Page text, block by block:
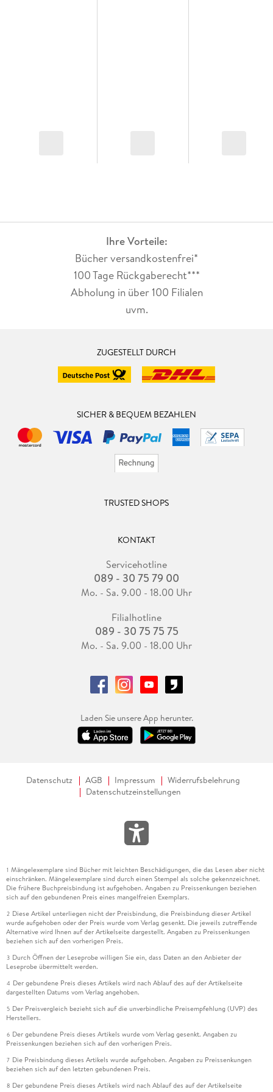
Ihre Vorteile:
Bücher versandkostenfrei*
100 Tage Rückgaberecht***
Abholung in über 100 Filialen
uvm.
ZUGESTELLT DURCH
SICHER & BEQUEM BEZAHLEN
TRUSTED SHOPS
KONTAKT
Servicehotline
089 - 30 75 79 00
Mo. - Sa. 9.00 - 18.00 Uhr
Filialhotline
089 - 30 75 75 75
Mo. - Sa. 9.00 - 18.00 Uhr
Laden Sie unsere App herunter.
Datenschutz AGB Impressum
Widerrufsbelehrung
Datenschutzeinstellungen
1 Mängelexemplare sind Bücher mit leichten Beschädigungen, die das Lesen aber nicht
einschränken. Mängelexemplare sind durch einen Stempel als solche gekennzeichnet.
Die frühere Buchpreisbindung ist aufgehoben. Angaben zu Preissenkungen beziehen
sich auf den gebundenen Preis eines mangelfreien Exemplars.
2 Diese Artikel unterliegen nicht der Preisbindung, die Preisbindung dieser Artikel
wurde aufgehoben oder der Preis wurde vom Verlag gesenkt. Die jeweils zutreffende
Alternative wird Ihnen auf der Artikelseite dargestellt. Angaben zu Preissenkungen
beziehen sich auf den vorherigen Preis.
3 Durch Öffnen der Leseprobe willigen Sie ein, dass Daten an den Anbieter der
Leseprobe übermittelt werden.
4 Der gebundene Preis dieses Artikels wird nach Ablauf des auf der Artikelseite
dargestellten Datums vom Verlag angehoben.
5 Der Preisvergleich bezieht sich auf die unverbindliche Preisempfehlung (UVP) des
Herstellers.
6 Der gebundene Preis dieses Artikels wurde vom Verlag gesenkt. Angaben zu
Preissenkungen beziehen sich auf den vorherigen Preis.
7 Die Preisbindung dieses Artikels wurde aufgehoben. Angaben zu Preissenkungen
beziehen sich auf den letzten gebundenen Preis.
8 Der gebundene Preis dieses Artikels wird nach Ablauf des auf der Artikelseite